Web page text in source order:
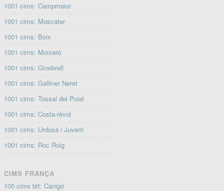
1001 cims: Campmaior
1001 cims: Moscater
1001 cims: Boix
1001 cims: Moixeró
1001 cims: Ginebrell
1001 cims: Galliner Neret
1001 cims: Tossal del Puial
1001 cims: Costa-rèvol
1001 cims: Urdosa i Juverri
1001 cims: Roc Roig
CIMS FRANÇA
100 cims btt: Canigó